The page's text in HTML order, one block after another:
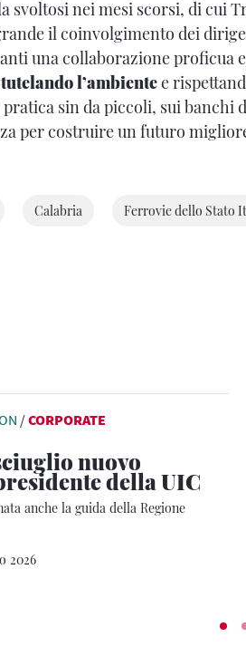
svoltosi nei mesi scorsi, di cui
il coinvolgimento dei
una collaborazione proficua
l’ambientee
sin da piccoli, sui banchi
per costruire un futuro
Calabria Ferrovie dello Stato
/CORPORATE
nuovo
della UIC
anche la guida della Regione
2026